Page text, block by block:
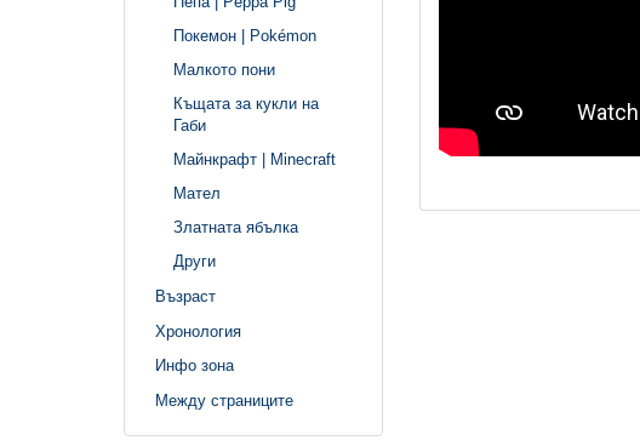
Покемон | Pokémon
Малкото пони
Къщата за кукли на
Габи
Майнкрафт | Minecraft
Мател
Златната ябълка
Други
Възраст
Хронология
Инфо зона
Между страниците